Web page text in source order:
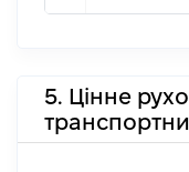
5. Цінне